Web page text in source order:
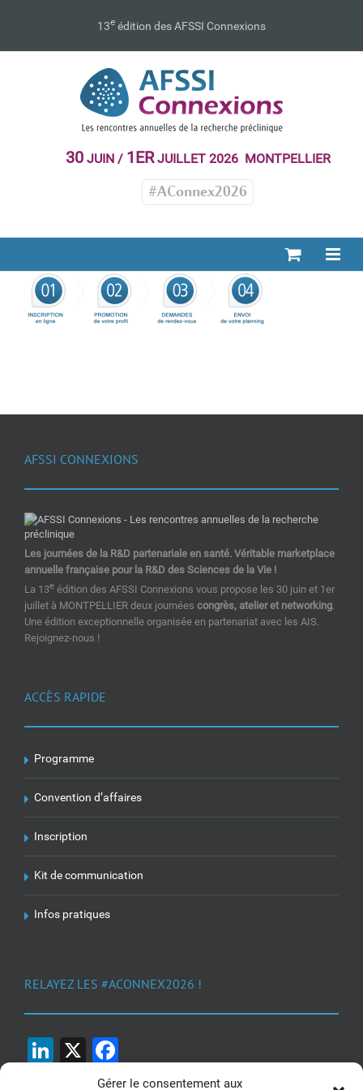
Gérer le consentement aux
13e édition des AFSSI Connexions
30JUIN / 1ERJUILLET 2026 MONTPELLIER
#AConnex2026
AFSSI CONNEXIONS
Les journées de la R&D partenariale en santé. Véritable marketplace
annuelle française pour la R&D des Sciences de la Vie !
La 13e édition des AFSSI Connexions vous propose les 30 juin et 1er
juillet à MONTPELLIER deux journées congrès, atelier et networking.
Une édition exceptionnelle organisée en partenariat avec les AIS.
Rejoignez-nous !
ACCÈS RAPIDE
Programme
Convention d’affaires
Inscription
Kit de communication
Infos pratiques
RELAYEZ LES #ACONNEX2026 !
LinkedIn
X